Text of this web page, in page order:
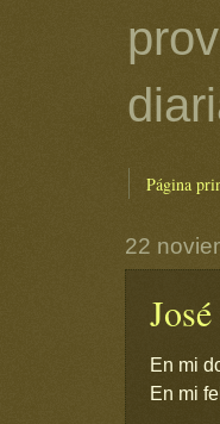
Página
22
En mi
En mi